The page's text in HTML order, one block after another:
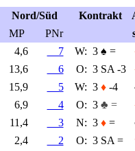
Nord/Süd
Kontrakt
MP
PNr
4,6
7 W: 3 ♠ =
13,6
6 O: 3 SA -3
15,9
5 W: 3 ♦-4
6,9
4 O: 3 ♣ =
11,4
3 N: 3 ♦=
2,4
2 O: 3 SA =